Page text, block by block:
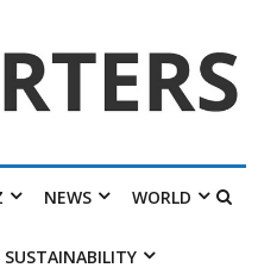
NEWS WORLD
SUSTAINABILITY